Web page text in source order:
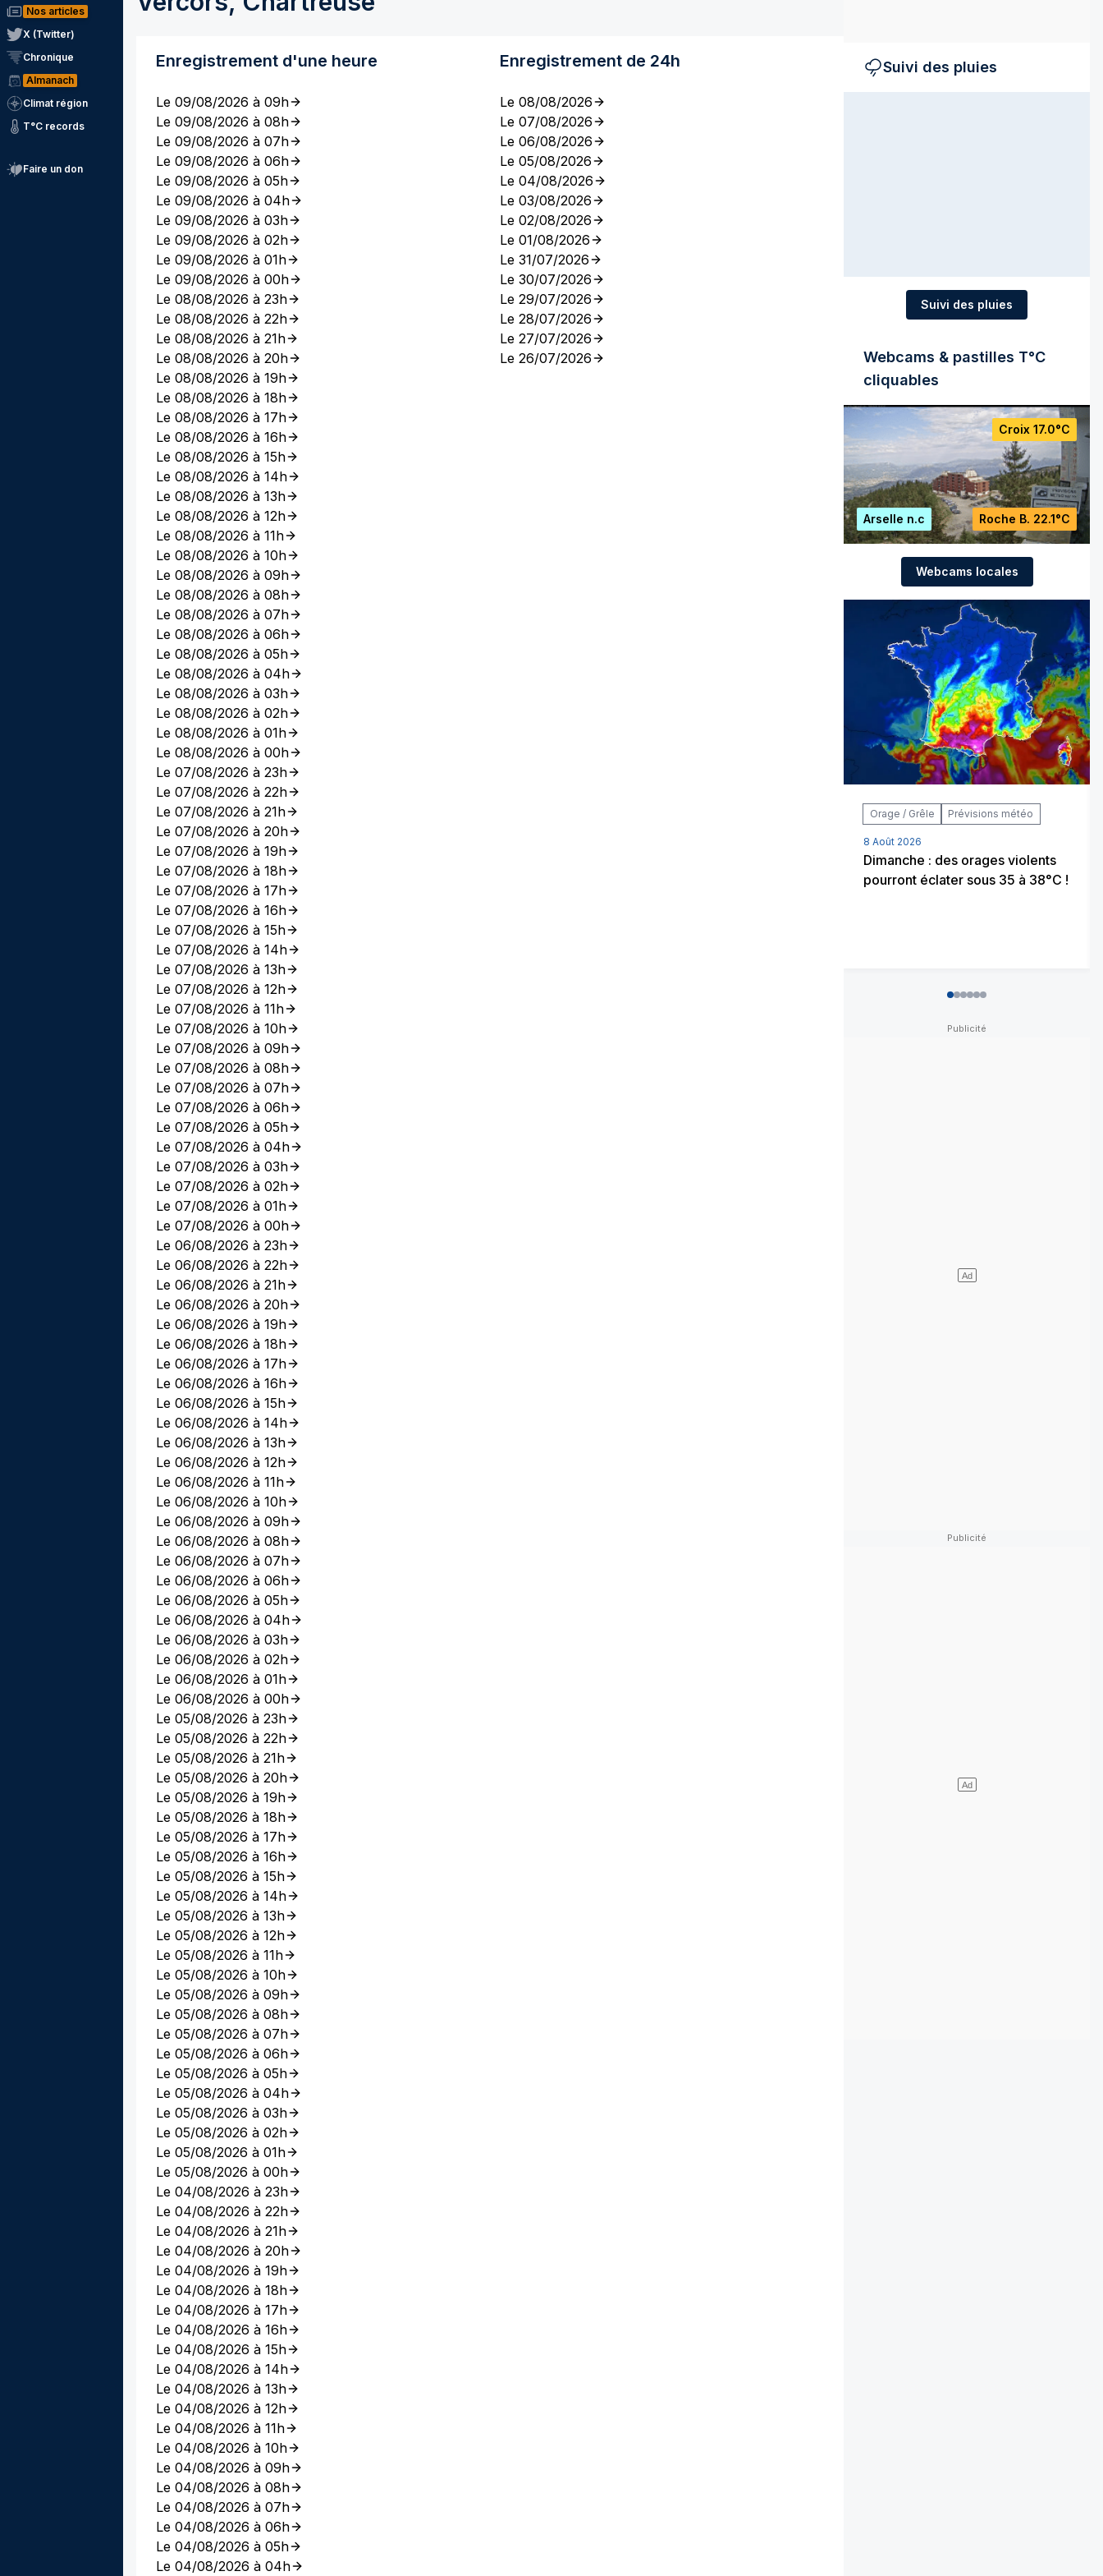
Nos articles
X (Twitter)
Chronique
Almanach
Climat région
T°C records
Faire un don
Enregistrement d'une heure
Le 09/08/2026 à 09h
Le 09/08/2026 à 08h
Le 09/08/2026 à 07h
Le 09/08/2026 à 06h
Le 09/08/2026 à 05h
Le 09/08/2026 à 04h
Le 09/08/2026 à 03h
Le 09/08/2026 à 02h
Le 09/08/2026 à 01h
Le 09/08/2026 à 00h
Le 08/08/2026 à 23h
Le 08/08/2026 à 22h
Le 08/08/2026 à 21h
Le 08/08/2026 à 20h
Le 08/08/2026 à 19h
Le 08/08/2026 à 18h
Le 08/08/2026 à 17h
Le 08/08/2026 à 16h
Le 08/08/2026 à 15h
Le 08/08/2026 à 14h
Le 08/08/2026 à 13h
Le 08/08/2026 à 12h
Le 08/08/2026 à 11h
Le 08/08/2026 à 10h
Le 08/08/2026 à 09h
Le 08/08/2026 à 08h
Le 08/08/2026 à 07h
Le 08/08/2026 à 06h
Le 08/08/2026 à 05h
Le 08/08/2026 à 04h
Le 08/08/2026 à 03h
Le 08/08/2026 à 02h
Le 08/08/2026 à 01h
Le 08/08/2026 à 00h
Le 07/08/2026 à 23h
Le 07/08/2026 à 22h
Le 07/08/2026 à 21h
Le 07/08/2026 à 20h
Le 07/08/2026 à 19h
Le 07/08/2026 à 18h
Le 07/08/2026 à 17h
Le 07/08/2026 à 16h
Le 07/08/2026 à 15h
Le 07/08/2026 à 14h
Le 07/08/2026 à 13h
Le 07/08/2026 à 12h
Le 07/08/2026 à 11h
Le 07/08/2026 à 10h
Le 07/08/2026 à 09h
Le 07/08/2026 à 08h
Le 07/08/2026 à 07h
Le 07/08/2026 à 06h
Le 07/08/2026 à 05h
Le 07/08/2026 à 04h
Le 07/08/2026 à 03h
Le 07/08/2026 à 02h
Le 07/08/2026 à 01h
Le 07/08/2026 à 00h
Le 06/08/2026 à 23h
Le 06/08/2026 à 22h
Le 06/08/2026 à 21h
Le 06/08/2026 à 20h
Le 06/08/2026 à 19h
Le 06/08/2026 à 18h
Le 06/08/2026 à 17h
Le 06/08/2026 à 16h
Le 06/08/2026 à 15h
Le 06/08/2026 à 14h
Le 06/08/2026 à 13h
Le 06/08/2026 à 12h
Le 06/08/2026 à 11h
Le 06/08/2026 à 10h
Le 06/08/2026 à 09h
Le 06/08/2026 à 08h
Le 06/08/2026 à 07h
Le 06/08/2026 à 06h
Le 06/08/2026 à 05h
Le 06/08/2026 à 04h
Le 06/08/2026 à 03h
Le 06/08/2026 à 02h
Le 06/08/2026 à 01h
Le 06/08/2026 à 00h
Le 05/08/2026 à 23h
Le 05/08/2026 à 22h
Le 05/08/2026 à 21h
Le 05/08/2026 à 20h
Le 05/08/2026 à 19h
Le 05/08/2026 à 18h
Le 05/08/2026 à 17h
Le 05/08/2026 à 16h
Le 05/08/2026 à 15h
Le 05/08/2026 à 14h
Le 05/08/2026 à 13h
Le 05/08/2026 à 12h
Le 05/08/2026 à 11h
Le 05/08/2026 à 10h
Le 05/08/2026 à 09h
Le 05/08/2026 à 08h
Le 05/08/2026 à 07h
Le 05/08/2026 à 06h
Le 05/08/2026 à 05h
Le 05/08/2026 à 04h
Le 05/08/2026 à 03h
Le 05/08/2026 à 02h
Le 05/08/2026 à 01h
Le 05/08/2026 à 00h
Le 04/08/2026 à 23h
Le 04/08/2026 à 22h
Le 04/08/2026 à 21h
Le 04/08/2026 à 20h
Le 04/08/2026 à 19h
Le 04/08/2026 à 18h
Le 04/08/2026 à 17h
Le 04/08/2026 à 16h
Le 04/08/2026 à 15h
Le 04/08/2026 à 14h
Le 04/08/2026 à 13h
Le 04/08/2026 à 12h
Le 04/08/2026 à 11h
Le 04/08/2026 à 10h
Le 04/08/2026 à 09h
Le 04/08/2026 à 08h
Le 04/08/2026 à 07h
Le 04/08/2026 à 06h
Le 04/08/2026 à 05h
Le 04/08/2026 à 04h
Enregistrement de 24h
Le 08/08/2026
Le 07/08/2026
Le 06/08/2026
Le 05/08/2026
Le 04/08/2026
Le 03/08/2026
Le 02/08/2026
Le 01/08/2026
Le 31/07/2026
Le 30/07/2026
Le 29/07/2026
Le 28/07/2026
Le 27/07/2026
Le 26/07/2026
Suivi des pluies
Suivi des pluies
Webcams & pastilles T°C
cliquables
Croix 17.0°C
Arselle n.c Roche B. 22.1°C
Webcams locales
Orage / Grêle Prévisions météo
8 Août 2026
Dimanche : des orages violents
pourront éclater sous 35 à 38°C !
012345